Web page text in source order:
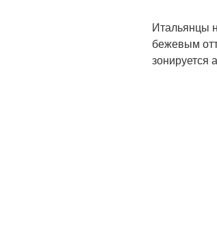
Итальянцы
бежевым
зонируется